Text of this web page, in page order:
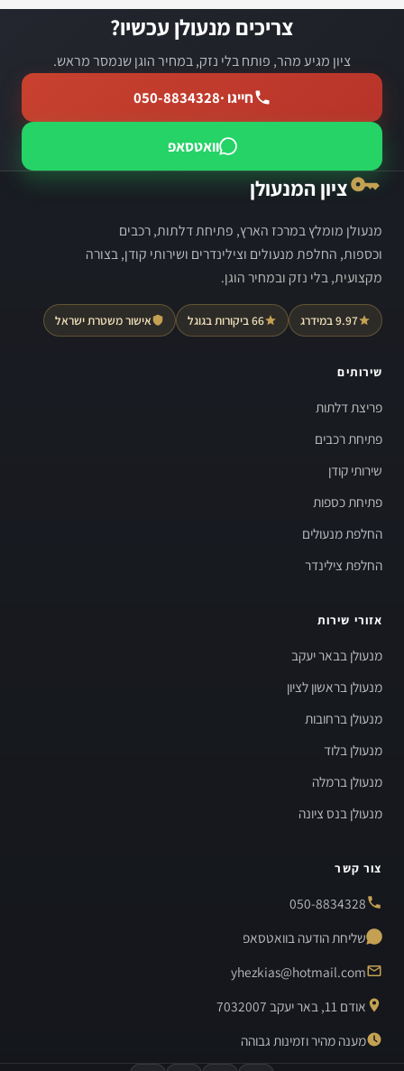
צריכים מנעולן עכשיו?
ציון מגיע מהר, פותח בלי נזק, במחיר הוגן שנמסר מראש.
חייגו ·050-8834328
וואטסאפ
ציון המנעולן
מנעולן מומלץ במרכז הארץ, פתיחת דלתות, רכבים
וכספות, החלפת מנעולים וצילינדרים ושירותי קודן, בצורה
מקצועית, בלי נזק ובמחיר הוגן.
9.97 במידרג 66 ביקורות בגוגל אישור משטרת ישראל
שירותים
פריצת דלתות
פתיחת רכבים
שירותי קודן
פתיחת כספות
החלפת מנעולים
החלפת צילינדר
אזורי שירות
מנעולן בבאר יעקב
מנעולן בראשון לציון
מנעולן ברחובות
מנעולן בלוד
מנעולן ברמלה
מנעולן בנס ציונה
צור קשר
050-8834328
שליחת הודעה בוואטסאפ
yhezkias@hotmail.com
אודם 11, באר יעקב 7032007
מענה מהיר וזמינות גבוהה